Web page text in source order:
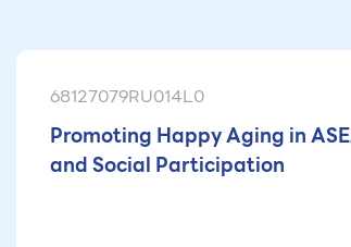
68127079RU014L0
Promoting Happy Aging in
and Social Participation